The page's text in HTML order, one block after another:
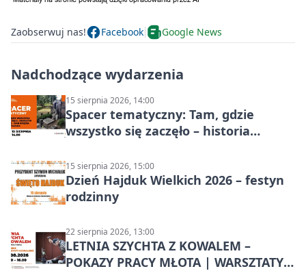
Zaobserwuj nas! Facebook Google News
Nadchodzące wydarzenia
15 sierpnia 2026, 14:00
Spacer tematyczny: Tam, gdzie
wszystko się zaczęło – historia
15 sierpnia 2026, 15:00
Dzień Hajduk Wielkich 2026 – festyn
rodzinny
22 sierpnia 2026, 13:00
LETNIA SZYCHTA Z KOWALEM –
POKAZY PRACY MŁOTA | WARSZTATY